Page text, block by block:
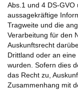
Abs.1 und 4 DS-
aussagekräftige
Tragweite und die
Verarbeitung für den
Auskunftsrecht
Drittland oder an
wurden. Sofern dies
das Recht zu,
Zusammenhang mit